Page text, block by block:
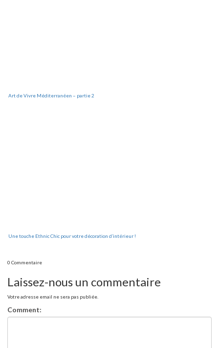
Art de Vivre Méditerranéen – partie 2
Une touche Ethnic Chic pour votre décoration d’intérieur !
0 Commentaire
Laissez-nous un commentaire
Votre adresse email ne sera pas publiée.
Comment: